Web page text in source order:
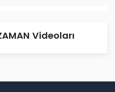
Videoları